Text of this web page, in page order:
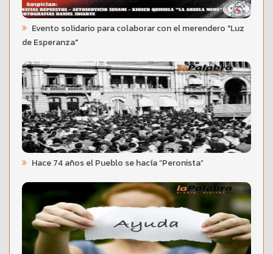
Evento solidario para colaborar con el merendero "Luz
de Esperanza"
Hace 74 años el Pueblo se hacía “Peronista”